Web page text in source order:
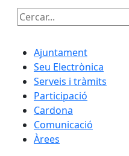
Cercar:
Ajuntament
Seu Electrònica
Serveis i tràmits
Participació
Cardona
Comunicació
Àrees